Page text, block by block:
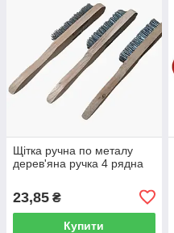
Щітка ручна по металу
дерев'яна ручка 4 рядна
23,85 ₴
Купити